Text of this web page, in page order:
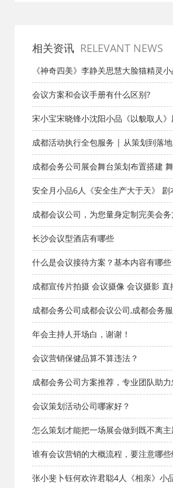
相关资讯 RELEVANT NEWS
《神奇四美》李静关思慧大脸猫精灵
版_小品剧本库_知识库_成都活动公司网
_文案网_文档网
会议方案和会议手册有什么区别?
宋小宝宋晓锋小沈阳小品《以貌取人》
_小品剧本库_知识库_成都活动公司网_
文案网_文档网
成都活动执行全包服务 | 从策划到落
目演出+会务接待一站式搞定
成都会务公司展会舞台策划布置搭建
LED
安全月小品6人《安全生产大于天》 剧
小品剧本库_知识库_成都活动公司网_策
案网_文档网
成都会议公司，为您量身定制完美会务
长沙会议型酒店有哪些
什么是会议接待方案？基本内容有哪些
成都宣传片拍摄 会议摄像 会议摄影 直
播 活动跟拍 合影
成都会务公司成都会议公司,成都会务
务公司,成都会务会议服务公司,成都会
会场布置,成都会议服务公司,成都的会
活动公司
年会主持人开场白，谢谢！
会议营销保健品算不算违法？
成都会务公司方案推荐，专业团队助
会议策划活动公司哪家好？
怎么策划才能把一场展会做到既不离
呢？ - 成都文化
谁有会议营销的大概流程，要注意哪些
了。
张小斐卜钰何欢许君聪4人《相亲》小